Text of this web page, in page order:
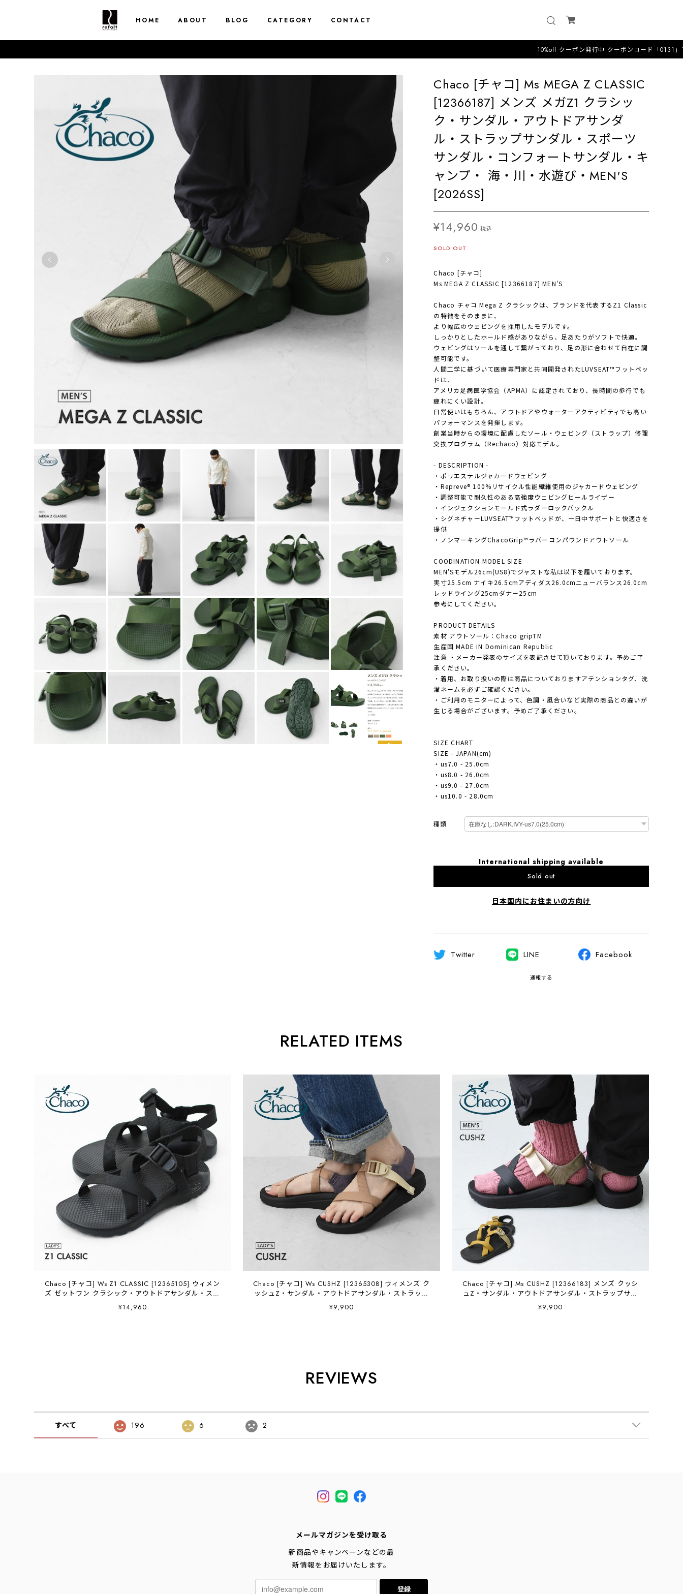
HOME ABOUT BLOG CATEGORY CONTACT
10%off クーポン発行中 クーポンコード「0131」12時までの
Chaco [チャコ] Ms MEGA Z CLASSIC
[12366187] メンズ メガZ1 クラシッ
ク・サンダル・アウトドアサンダ
ル・ストラップサンダル・スポーツ
サンダル・コンフォートサンダル・キ
ャンプ・ 海・川・水遊び・MEN'S
[2026SS]
¥14,960 税込
SOLD OUT
Chaco [チャコ]
Ms MEGA Z CLASSIC [12366187] MEN'S
Chaco チャコ Mega Z クラシックは、ブランドを代表するZ1 Classic
の特徴をそのままに、
より幅広のウェビングを採用したモデルです。
しっかりとしたホールド感がありながら、足あたりがソフトで快適。
ウェビングはソールを通して繋がっており、足の形に合わせて自在に調
整可能です。
人間工学に基づいて医療専門家と共同開発されたLUVSEAT™フットベッ
ドは、
アメリカ足病医学協会（APMA）に認定されており、長時間の歩行でも
疲れにくい設計。
日常使いはもちろん、アウトドアやウォーターアクティビティでも高い
パフォーマンスを発揮します。
創業当時からの環境に配慮したソール・ウェビング（ストラップ）修理
交換プログラム（Rechaco）対応モデル。
- DESCRIPTION -
・ポリエステルジャカードウェビング
・Repreve® 100%リサイクル性能繊維使用のジャカードウェビング
・調整可能で耐久性のある高強度ウェビングヒールライザー
・インジェクションモールド式ラダーロックバックル
・シグネチャーLUVSEAT™フットベッドが、一日中サポートと快適さを
提供
・ノンマーキングChacoGrip™ラバーコンパウンドアウトソール
COODINATION MODEL SIZE
MEN'Sモデル26cm(US8)でジャストな私は以下を履いております。
実寸25.5cm ナイキ26.5cmアディダス26.0cmニューバランス26.0cm
レッドウイング25cmダナー25cm
参考にしてください。
PRODUCT DETAILS
素材 アウトソール：Chaco gripTM
生産国 MADE IN Dominican Republic
注意 ・メーカー発表のサイズを表記させて頂いております。予めご了
承ください。
・着用、お取り扱いの際は商品についておりますアテンションタグ、洗
濯ネームを必ずご確認ください。
・ご利用のモニターによって、色調・風合いなど実際の商品との違いが
生じる場合がございます。予めご了承ください。
SIZE CHART
SIZE - JAPAN(cm)
・us7.0 - 25.0cm
・us8.0 - 26.0cm
・us9.0 - 27.0cm
・us10.0 - 28.0cm
種類
International shipping available
Sold out
日本国内にお住まいの方向け
Twitter LINE Facebook
通報する
RELATED ITEMS
Chaco [チャコ] Ws Z1 CLASSIC [12365105] ウィメン
ズ ゼットワン クラシック・アウトドアサンダル・スト
ラップサンダル・スポーツサンダル・ 海・川・水遊び・
LADY'S [2026SS]
¥14,960
Chaco [チャコ] Ws CUSHZ [12365308] ウィメンズ ク
ッシュZ・サンダル・アウトドアサンダル・ストラップ
サンダル・スポーツサンダル・コンフォートサンダル・
クッション性・キャンプ・ 海・川・水遊び・LADY'S
¥9,900
Chaco [チャコ] Ms CUSHZ [12366183] メンズ クッシ
ュZ・サンダル・アウトドアサンダル・ストラップサン
ダル・スポーツサンダル・コンフォートサンダル・クッ
ション性・キャンプ・ 海・川・水遊び・MEN'S
¥9,900
REVIEWS
すべて 196 6 2
メールマガジンを受け取る
新商品やキャンペーンなどの最
新情報をお届けいたします。
登録